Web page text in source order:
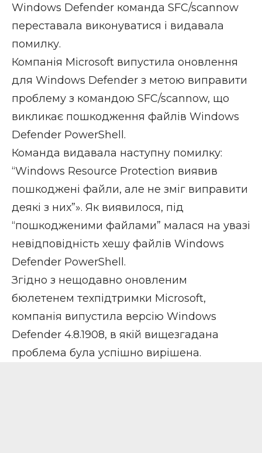
Windows Defender команда SFC/scannow
переставала виконуватися і видавала
помилку.
Компанія Microsoft випустила оновлення
для Windows Defender з метою виправити
проблему з командою SFC/scannow, що
викликає пошкодження файлів Windows
Defender PowerShell.
Команда видавала наступну помилку:
“Windows Resource Protection виявив
пошкоджені файли, але не зміг виправити
деякі з них”». Як виявилося, під
“пошкодженими файлами” малася на увазі
невідповідність хешу файлів Windows
Defender PowerShell.
Згідно з нещодавно оновленим
бюлетенем техпідтримки Microsoft,
компанія випустила версію Windows
Defender 4.8.1908, в якій вищезгадана
проблема була успішно вирішена.